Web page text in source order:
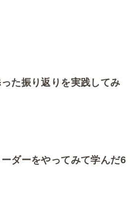
た振り返りを実践してみ
ダーをやってみて学んだ6